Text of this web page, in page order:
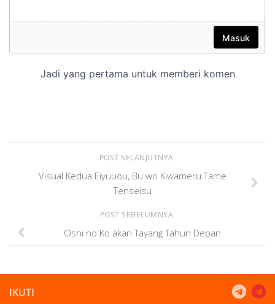
POST SELANJUTNYA
Visual Kedua Eiyuuou, Bu wo Kiwameru Tame
Tenseisu
POST SEBELUMNYA
Oshi no Ko akan Tayang Tahun Depan
IKUTI